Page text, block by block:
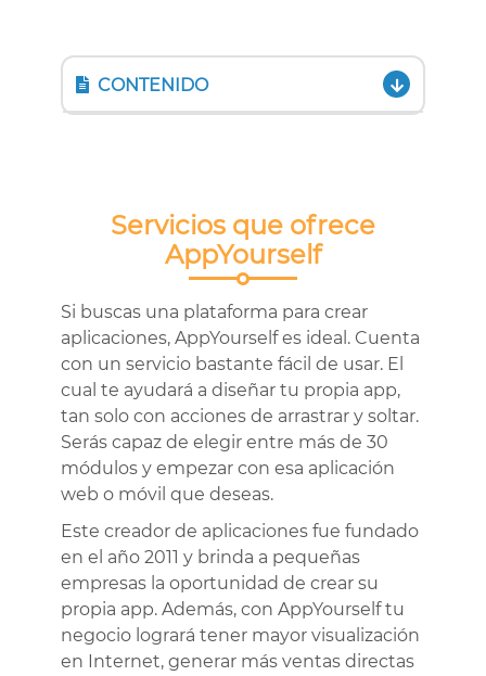
CONTENIDO
Servicios que ofrece
AppYourself
Si buscas una plataforma para crear
aplicaciones, AppYourself es ideal. Cuenta
con un servicio bastante fácil de usar. El
cual te ayudará a diseñar tu propia app,
tan solo con acciones de arrastrar y soltar.
Serás capaz de elegir entre más de 30
módulos y empezar con esa aplicación
web o móvil que deseas.
Este creador de aplicaciones fue fundado
en el año 2011 y brinda a pequeñas
empresas la oportunidad de crear su
propia app. Además, con AppYourself tu
negocio logrará tener mayor visualización
en Internet, generar más ventas directas